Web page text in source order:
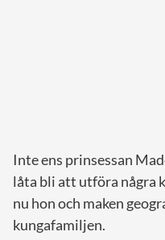
Inte ens prinsessan
låta bli att utföra några
nu hon och maken
kungafamiljen.